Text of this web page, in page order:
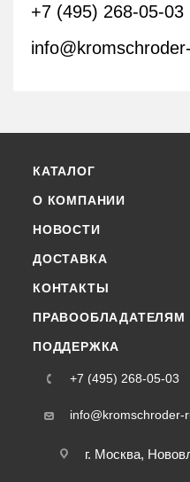
+7 (495) 268-05-03
КАТАЛОГ
О КОМПАНИИ
НОВОСТИ
ДОСТАВКА
КОНТАКТЫ
ПРАВООБЛАДАТЕЛЯМ
ПОДДЕРЖКА
+7 (495) 268-05-03
info@kromschroder-
г. Москва,